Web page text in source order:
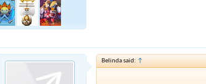
Belinda said: ↑